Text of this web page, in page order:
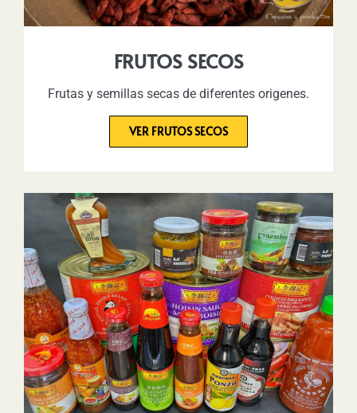
FRUTOS SECOS
Frutas y semillas secas de diferentes origenes.
VER FRUTOS SECOS